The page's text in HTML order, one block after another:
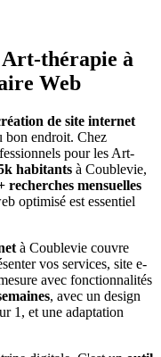
thérapie à
Web
de site internet
bon endroit. Chez
pour les Art-
k habitants à Coublevie,
recherches mensuelles
optimisé est essentiel
à Coublevie couvre
vos services, site e-
avec fonctionnalités
, avec un design
1, et une adaptation